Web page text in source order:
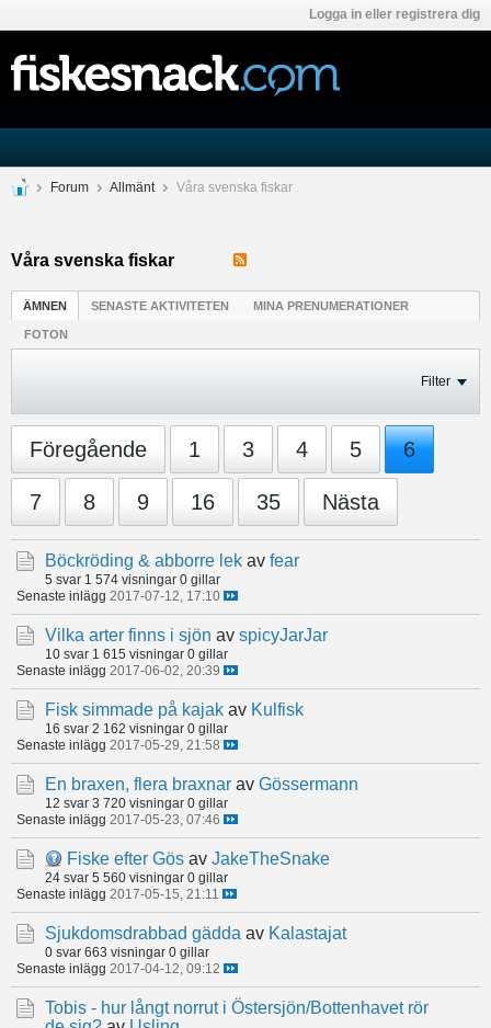
Logga in eller registrera dig
Forum Allmänt Våra svenska fiskar
Våra svenska fiskar
ÄMNEN SENASTE AKTIVITETEN MINA PRENUMERATIONER
FOTON
Filter
Föregående 1 3 4 5 6
7 8 9 16 35 Nästa
Böckröding & abborre lek av fear
5 svar 1 574 visningar 0 gillar
Senaste inlägg 2017-07-12, 17:10
Vilka arter finns i sjön av spicyJarJar
10 svar 1 615 visningar 0 gillar
Senaste inlägg 2017-06-02, 20:39
Fisk simmade på kajak av Kulfisk
16 svar 2 162 visningar 0 gillar
Senaste inlägg 2017-05-29, 21:58
En braxen, flera braxnar av Gössermann
12 svar 3 720 visningar 0 gillar
Senaste inlägg 2017-05-23, 07:46
Fiske efter Gös av JakeTheSnake
24 svar 5 560 visningar 0 gillar
Senaste inlägg 2017-05-15, 21:11
Sjukdomsdrabbad gädda av Kalastajat
0 svar 663 visningar 0 gillar
Senaste inlägg 2017-04-12, 09:12
Tobis - hur långt norrut i Östersjön/Bottenhavet rör